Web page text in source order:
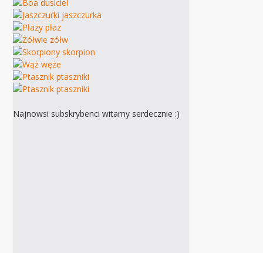
Najnowsi subskrybenci witamy serdecznie :)